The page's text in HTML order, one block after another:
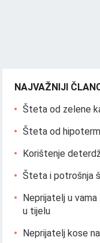
NAJVAŽNIJI
Šteta od zelene
Šteta od
Korištenje
Šteta i potrošnja
Neprijatelj u
u tijelu
Neprijatelj kose